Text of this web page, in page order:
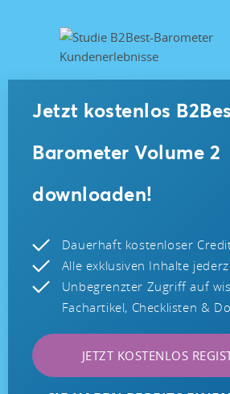
Jetzt kostenlos
Barometer Volume 2
downloaden!
Dauerhaft kostenloser
Alle exklusiven Inhalte
Unbegrenzter Zugriff auf
Fachartikel, Checklisten &
JETZT KOSTENLOS